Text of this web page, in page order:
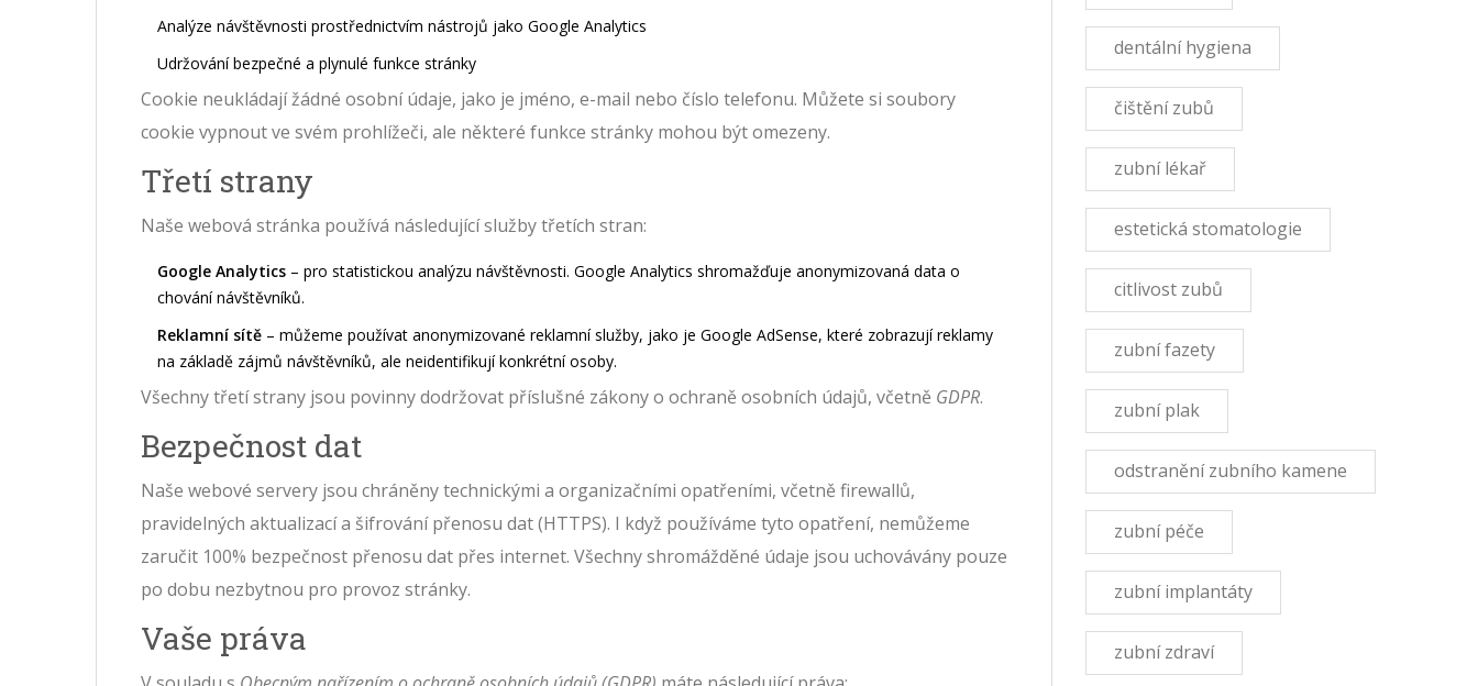
Analýze návštěvnosti prostřednictvím nástrojů jako Google Analytics
Udržování bezpečné a plynulé funkce stránky
Cookie neukládají žádné osobní údaje, jako je jméno, e-mail nebo číslo telefonu. Můžete si soubory
cookie vypnout ve svém prohlížeči, ale některé funkce stránky mohou být omezeny.
Třetí strany
Naše webová stránka používá následující služby třetích stran:
Google Analytics – pro statistickou analýzu návštěvnosti. Google Analytics shromažďuje anonymizovaná data o
chování návštěvníků.
Reklamní sítě – můžeme používat anonymizované reklamní služby, jako je Google AdSense, které zobrazují reklamy
na základě zájmů návštěvníků, ale neidentifikují konkrétní osoby.
Všechny třetí strany jsou povinny dodržovat příslušné zákony o ochraně osobních údajů, včetně GDPR.
Bezpečnost dat
Naše webové servery jsou chráněny technickými a organizačními opatřeními, včetně firewallů,
pravidelných aktualizací a šifrování přenosu dat (HTTPS). I když používáme tyto opatření, nemůžeme
zaručit 100% bezpečnost přenosu dat přes internet. Všechny shromážděné údaje jsou uchovávány pouze
po dobu nezbytnou pro provoz stránky.
Vaše práva
dentální hygiena
čištění zubů
zubní lékař
estetická stomatologie
citlivost zubů
zubní fazety
zubní plak
odstranění zubního kamene
zubní péče
zubní implantáty
zubní zdraví